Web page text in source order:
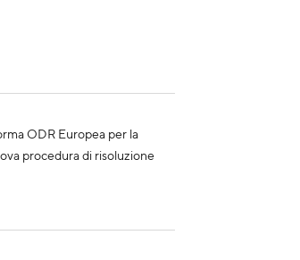
ODR Europea per la
procedura di risoluzione